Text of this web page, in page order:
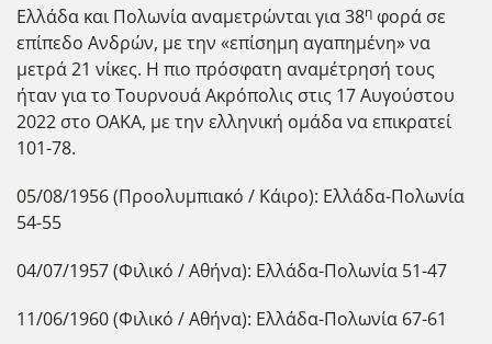
Ελλάδα και Πολωνία αναμετρώνται για 38η φορά σε
επίπεδο Ανδρών, με την «επίσημη αγαπημένη» να
μετρά 21 νίκες. Η πιο πρόσφατη αναμέτρησή τους
ήταν για το Τουρνουά Ακρόπολις στις 17 Αυγούστου
2022 στο ΟΑΚΑ, με την ελληνική ομάδα να επικρατεί
101-78.
05/08/1956 (Προολυμπιακό / Κάιρο): Ελλάδα-Πολωνία
54-55
04/07/1957 (Φιλικό / Αθήνα): Ελλάδα-Πολωνία 51-47
11/06/1960 (Φιλικό / Αθήνα): Ελλάδα-Πολωνία 67-61